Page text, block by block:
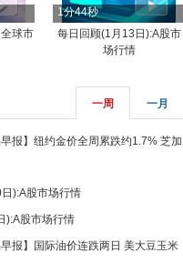
球市
1分44秒
每日回顾(1月13日):A股市
场行情
一周 一月
早报】纽约金价全周累跌约1.7% 芝加
):A股市场行情
):A股市场行情
早报】国际油价连跌两日 美大豆玉米